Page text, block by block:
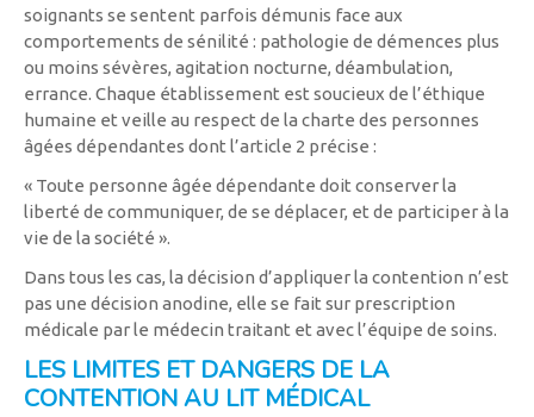
soignants se sentent parfois démunis face aux
comportements de sénilité : pathologie de démences plus
ou moins sévères, agitation nocturne, déambulation,
errance. Chaque établissement est soucieux de l’éthique
humaine et veille au respect de la charte des personnes
âgées dépendantes dont l’article 2 précise :
« Toute personne âgée dépendante doit conserver la
liberté de communiquer, de se déplacer, et de participer à la
vie de la société ».
Dans tous les cas, la décision d’appliquer la contention n’est
pas une décision anodine, elle se fait sur prescription
médicale par le médecin traitant et avec l’équipe de soins.
LES LIMITES ET DANGERS DE LA
CONTENTION AU LIT MÉDICAL